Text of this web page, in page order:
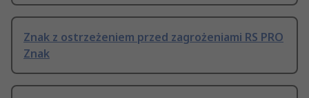
Znak z ostrzeżeniem przed zagrożeniami RS PRO
Znak